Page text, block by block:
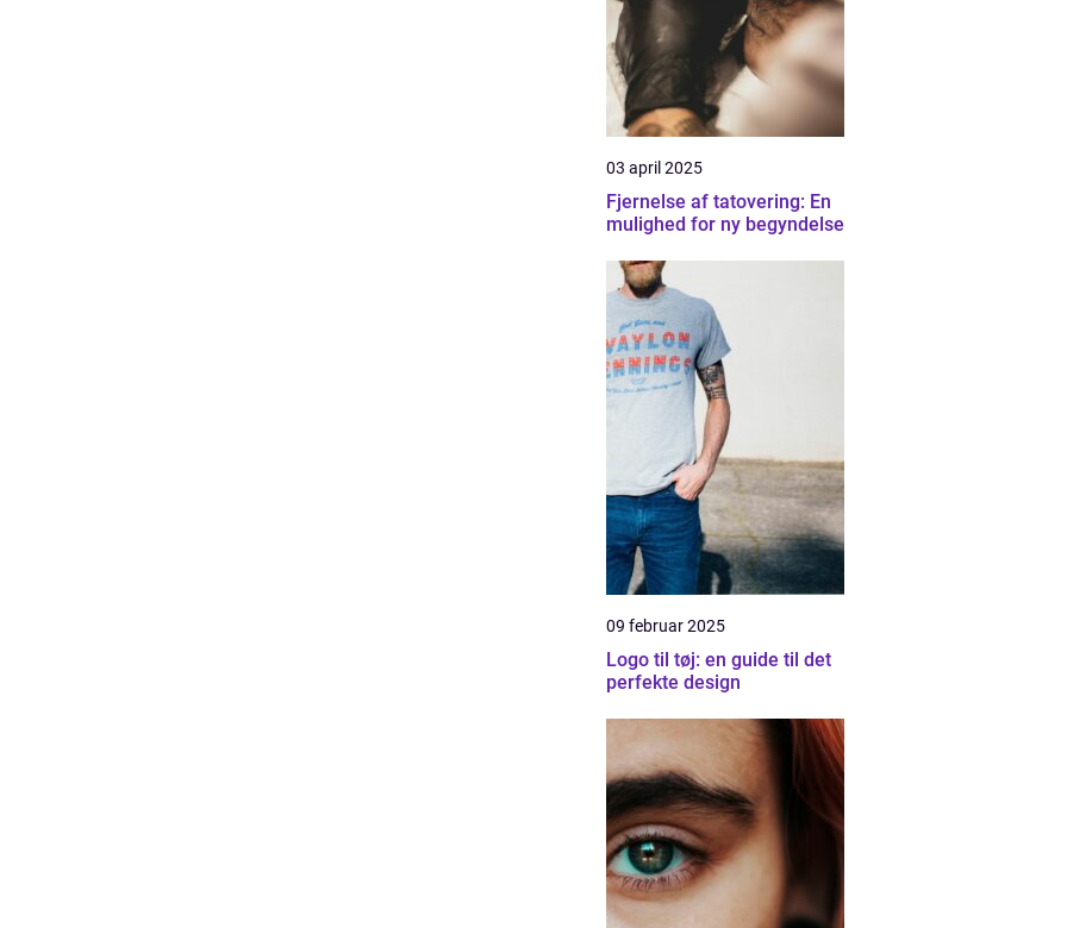
03 april 2025
Fjernelse af tatovering: En
mulighed for ny begyndelse
09 februar 2025
Logo til tøj: en guide til det
perfekte design